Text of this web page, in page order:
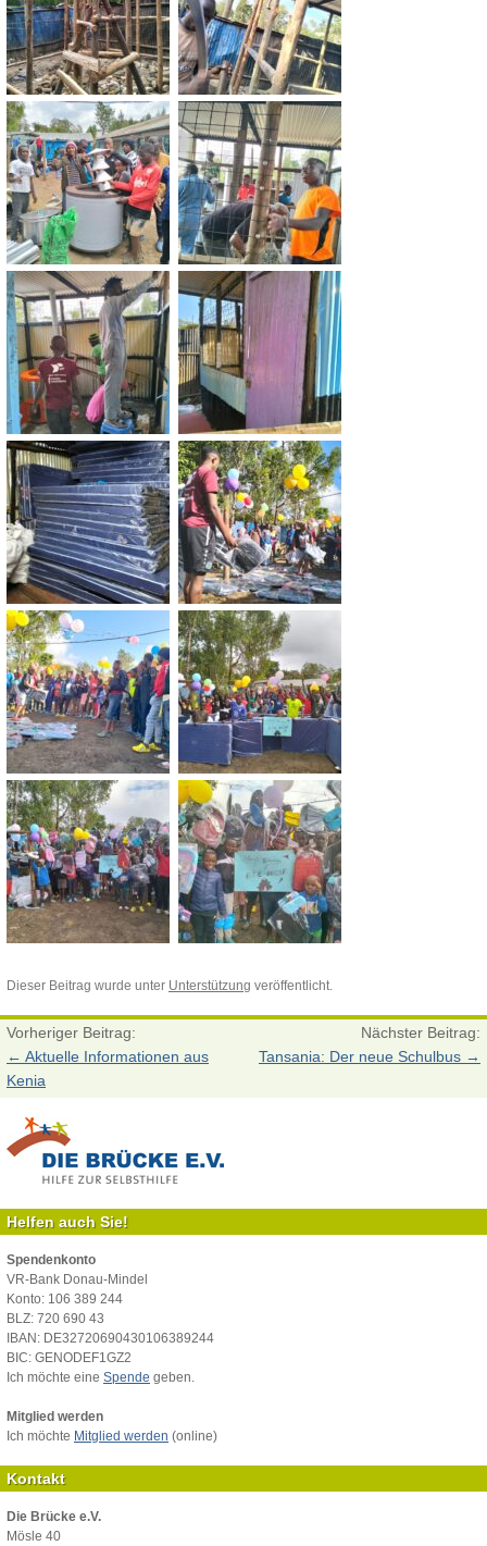
Dieser Beitrag wurde unter Unterstützung veröffentlicht.
Vorheriger Beitrag:
← Aktuelle Informationen aus
Kenia
Nächster Beitrag:
Tansania: Der neue Schulbus →
Helfen auch Sie!
Spendenkonto
VR-Bank Donau-Mindel
Konto: 106 389 244
BLZ: 720 690 43
IBAN: DE32720690430106389244
BIC: GENODEF1GZ2
Ich möchte eine Spende geben.
Mitglied werden
Ich möchte Mitglied werden (online)
Kontakt
Die Brücke e.V.
Mösle 40